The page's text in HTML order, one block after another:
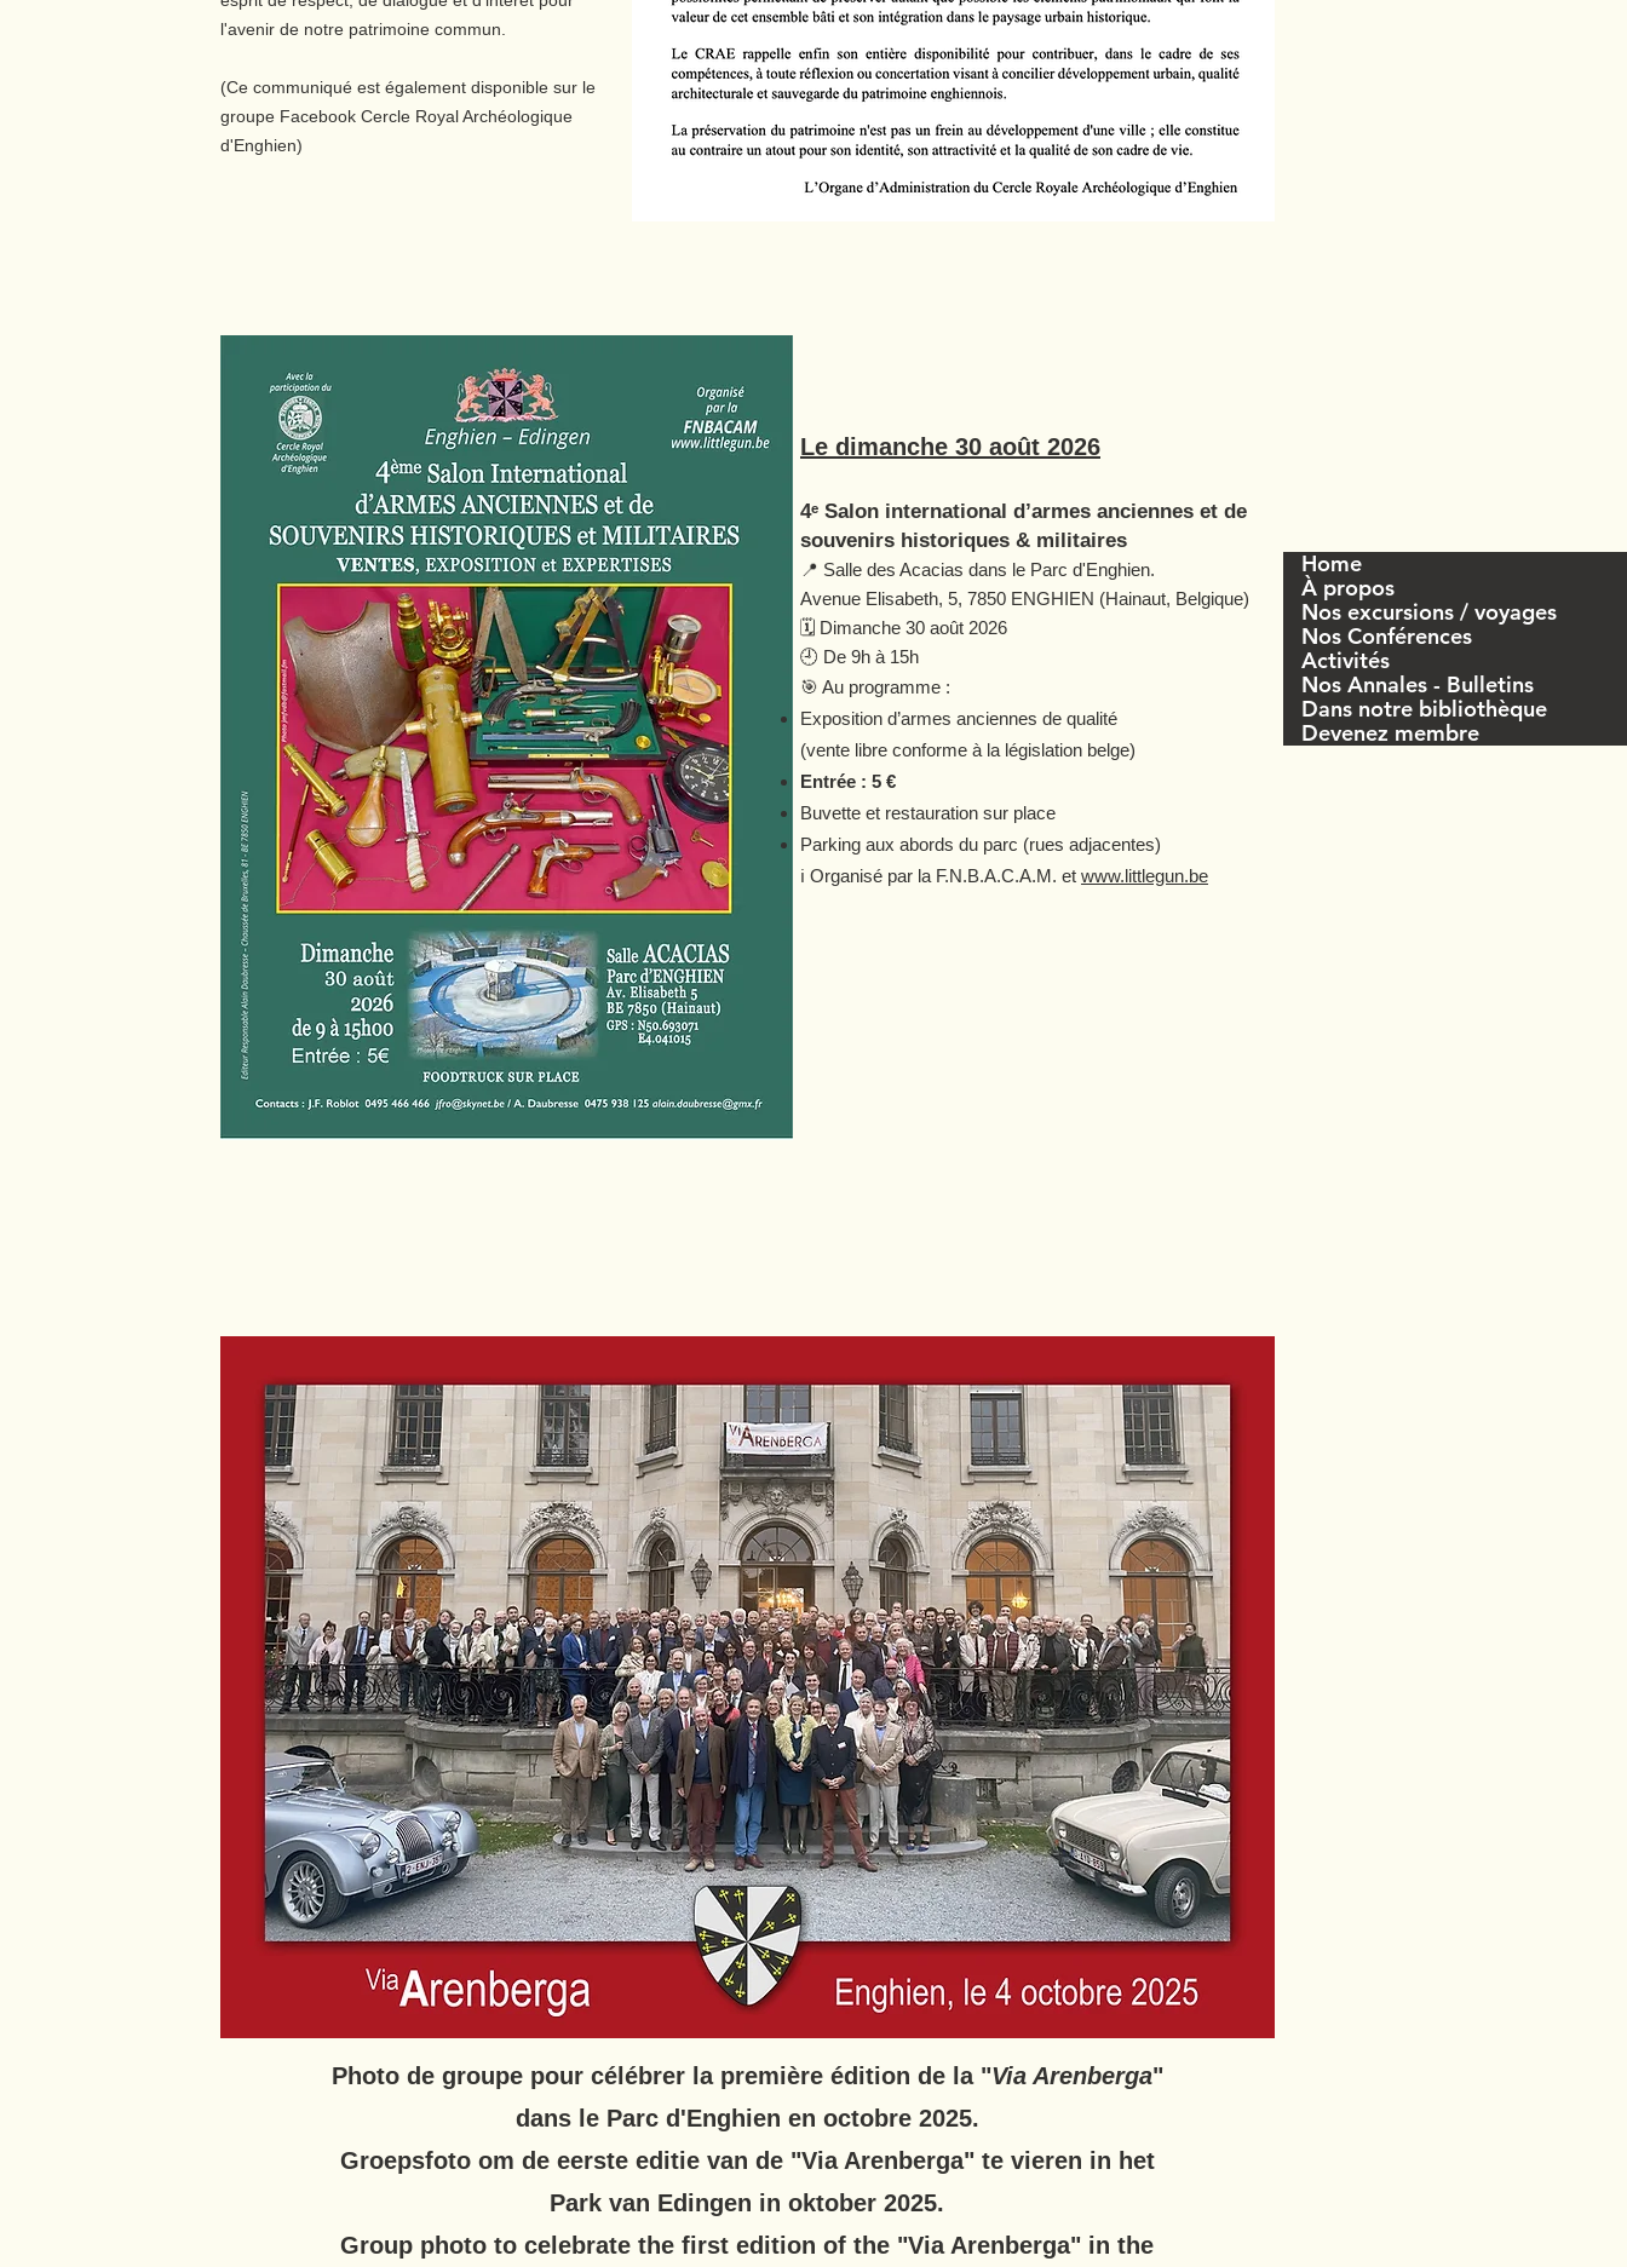
Home
À propos
Nos excursions / voyages
Nos Conférences
Activités
Nos Annales - Bulletins
Dans notre bibliothèque
Devenez membre
l'avenir de notre patrimoine commun.
(Ce communiqué est également disponible sur le
groupe Facebook Cercle Royal Archéologique
d'Enghien)
Le dimanche 30 août 2026
4ᵉ Salon international d’armes anciennes et de
souvenirs historiques & militaires
📍 Salle des Acacias dans le Parc d'Enghien.
Avenue Elisabeth, 5, 7850 ENGHIEN (Hainaut, Belgique)
🗓️ Dimanche 30 août 2026
🕘 De 9h à 15h
🎯 Au programme :
Exposition d’armes anciennes de qualité
(vente libre conforme à la législation belge)
Entrée : 5 €
Buvette et restauration sur place
Parking aux abords du parc (rues adjacentes)
ℹ️ Organisé par la F.N.B.A.C.A.M. et www.littlegun.be
Photo de groupe pour célébrer la première édition de la "Via Arenberga"
dans le Parc d'Enghien en octobre 2025.
Groepsfoto om de eerste editie van de "Via Arenberga" te vieren in het
Park van Edingen in oktober 2025.
Group photo to celebrate the first edition of the "Via Arenberga" in the